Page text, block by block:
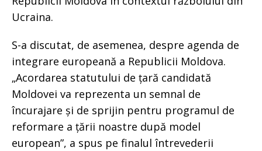
Ucraina.
S-a discutat, de asemenea, despre agenda de
integrare europeană a Republicii Moldova.
„Acordarea statutului de țară candidată
Moldovei va reprezenta un semnal de
încurajare și de sprijin pentru programul de
reformare a țării noastre după model
european”, a spus pe finalul întrevederii